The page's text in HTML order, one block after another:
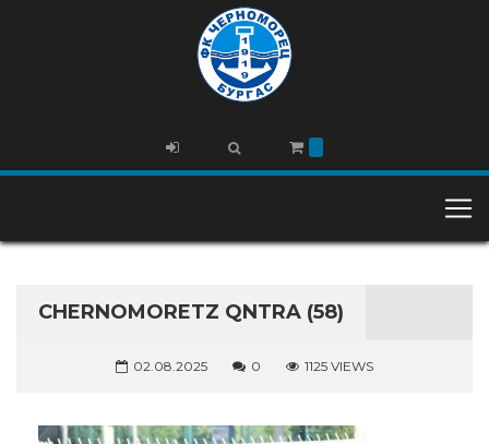
CHERNOMORETZ QNTRA (58)
02.08.2025 0 1125 VIEWS